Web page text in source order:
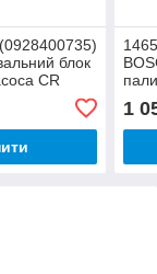
блок
CR
1